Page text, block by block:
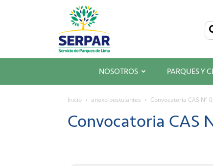
SERPAR
–
Servicio
de
Parques
de
NOSOTROS PARQUES Y
Inicio anexo postulantes Convocatoria CAS Nº
Convocatoria CAS